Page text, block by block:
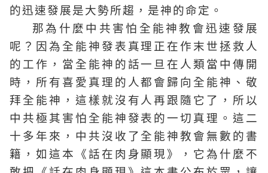
的迅速發展是大勢所趨，是神的命定。
那為什麼中共害怕全能神教會迅速發展
呢？因為全能神發表真理正在作末世拯救人
的工作，當全能神的話一旦在人類當中傳開
時，所有喜愛真理的人都會歸向全能神、敬
拜全能神，這樣就沒有人再跟隨它了，所以
中共極其害怕全能神發表的一切真理。這二
十多年來，中共沒收了全能神教會無數的書
籍，如這本《話在肉身顯現》，它為什麼不